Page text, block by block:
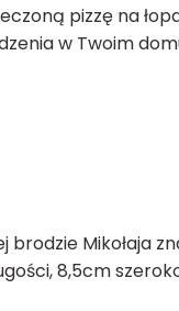
pizzę na
w Twoim
brodzie Mikołaja
8,5cm